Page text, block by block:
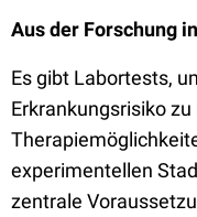
Aus der Forschung
Es gibt Labortests,
Erkrankungsrisiko
experimentellen
zentrale